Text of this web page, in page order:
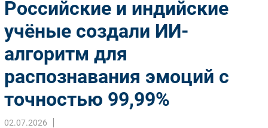
Импорто­замещение
Автоматизация Промышленности
Интернет
Мобильная связь
Фиксированная связь
Интеграция
Рынок ПК
Российские и индийские
учёные создали ИИ-
алгоритм для
распознавания эмоций с
точностью 99,99%
02.07.2026